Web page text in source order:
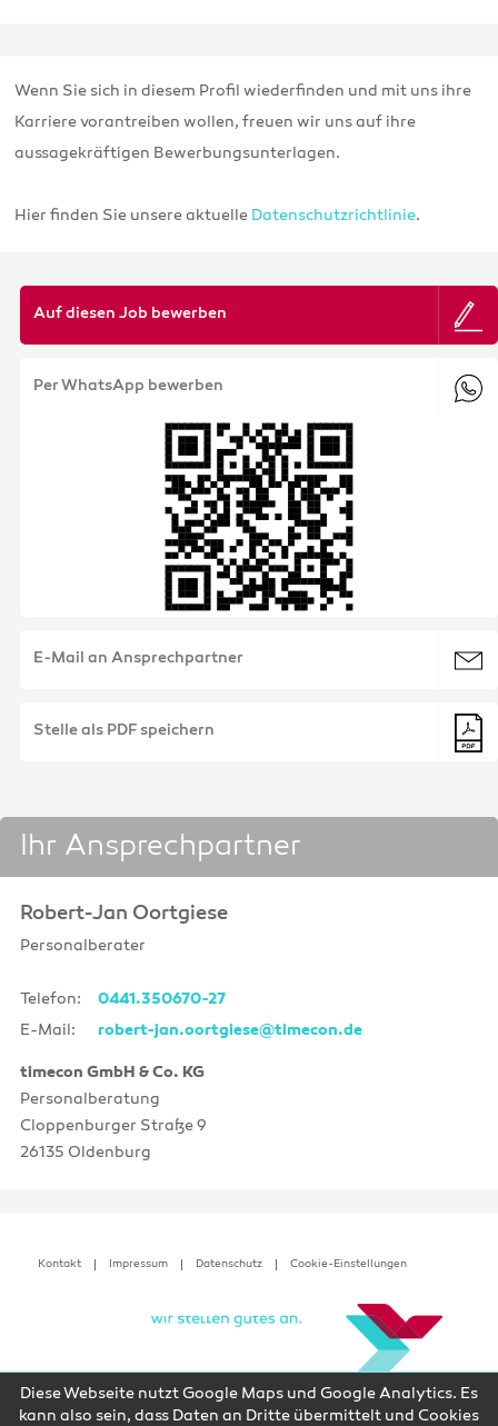
Diese Webseite nutzt Google Maps und Google Analytics. Es
kann also sein, dass Daten an Dritte übermittelt und Cookies
Wenn Sie sich in diesem Profil wiederfinden und mit uns ihre
Karriere vorantreiben wollen, freuen wir uns auf ihre
aussagekräftigen Bewerbungsunterlagen.
Hier finden Sie unsere aktuelle Datenschutzrichtlinie.
Auf diesen Job bewerben
Per WhatsApp bewerben
E-Mail an Ansprechpartner
Stelle als PDF speichern
Ihr Ansprechpartner
Robert-Jan Oortgiese
Personalberater
Telefon: 0441.350670-27
E-Mail: robert-jan.oortgiese@timecon.de
timecon GmbH & Co. KG
Personalberatung
Cloppenburger Straße 9
26135 Oldenburg
Kontakt Impressum Datenschutz Cookie-Einstellungen